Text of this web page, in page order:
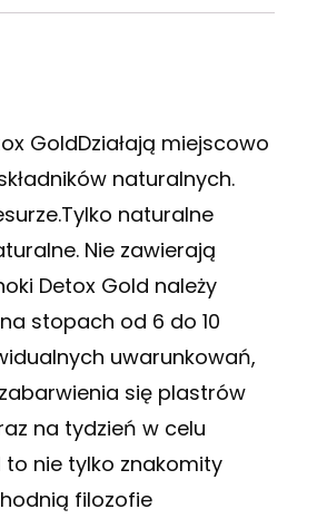
GoldDziałają miejscowo
naturalnych.
naturalne
Nie zawierają
Detox Gold należy
stopach od 6 do 10
uwarunkowań,
się plastrów
na tydzień w celu
nie tylko znakomity
filozofie